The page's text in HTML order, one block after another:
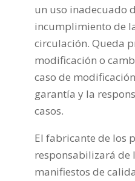
un uso inadecuado
incumplimiento de
circulación. Queda
modificación o
caso de
garantía y la
casos.
El fabricante de los
responsabilizará de
manifiestos de